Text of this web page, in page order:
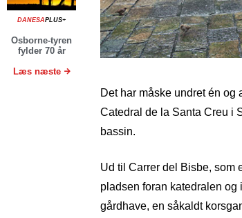
DANESAPLUS+
Osborne-tyren
fylder 70 år
Læs næste
Det har måske undret én og
Catedral de la Santa Creu i
bassin.
Ud til Carrer del Bisbe, som
pladsen foran katedralen og
gårdhave, en såkaldt